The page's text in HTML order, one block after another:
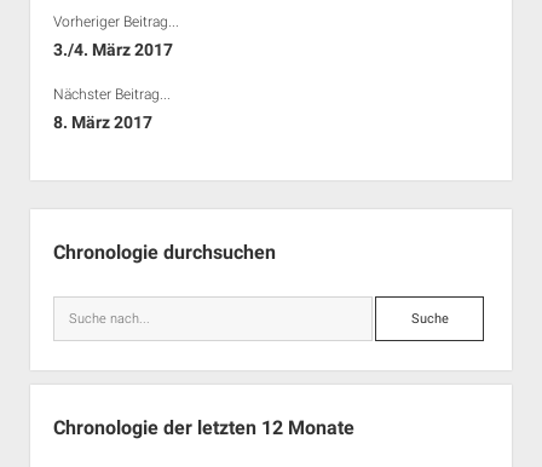
Vorheriger Beitrag...
3./4. März 2017
Nächster Beitrag...
8. März 2017
Chronologie durchsuchen
Suche
Chronologie der letzten 12 Monate